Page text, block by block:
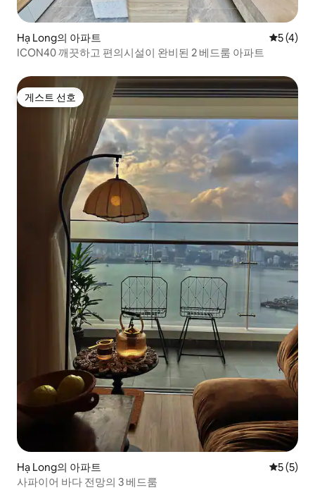
Hạ Long의 아파트 평점 5점
5 (4)
ICON40 깨끗하고 편의시설이 완비된 2 베드룸 아파트
게스트 선호
게스트 선호
Hạ Long의 아파트 평점 5점
5 (5)
사파이어 바다 전망의 3 베드룸